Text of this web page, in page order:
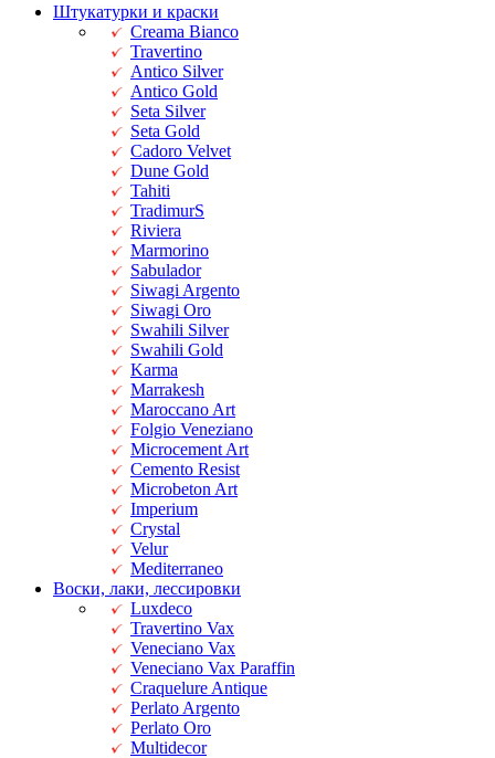
Штукатурки и краски
Creama Bianco
Travertino
Antico Silver
Antico Gold
Seta Silver
Seta Gold
Cadoro Velvet
Dune Gold
Tahiti
TradimurS
Riviera
Marmorino
Sabulador
Siwagi Argento
Siwagi Oro
Swahili Silver
Swahili Gold
Karma
Marrakesh
Maroccano Art
Folgio Veneziano
Microcement Art
Cemento Resist
Microbeton Art
Imperium
Crystal
Velur
Mediterraneo
Воски, лаки, лессировки
Luxdeco
Travertino Vax
Veneciano Vax
Veneciano Vax Paraffin
Craquelure Antique
Perlato Argento
Perlato Oro
Multidecor